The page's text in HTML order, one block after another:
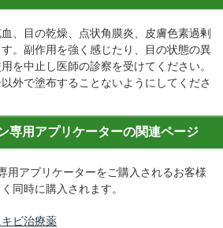
、目の乾燥、点状角膜炎、皮膚色素過剰
。副作用を強く感じたり、目の状態の異
を中止し医師の診察を受けてください。
外で塗布することないようにしてくださ
専用アプリケーターの関連ページ
用アプリケーターをご購入されるお客様
同時に購入されます。
ビ治療薬